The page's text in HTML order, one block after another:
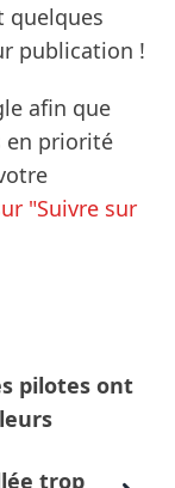
quelques
publication !
afin que
en priorité
"Suivre sur
pilotes ont
trop